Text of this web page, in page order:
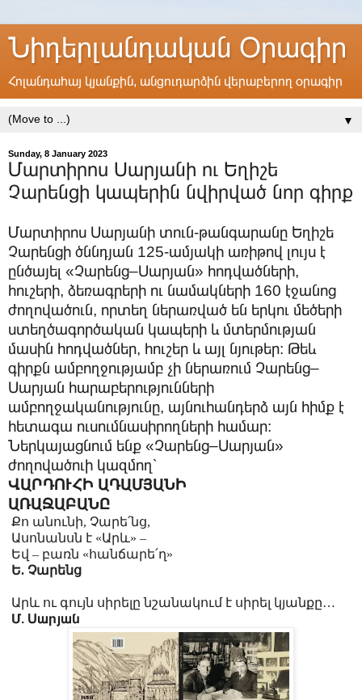
Նիդերլանդական Օրագիր
Հոլանդահայ կյանքին, անցուդարձին վերաբերող օրագիր
▼
Sunday, 8 January 2023
Մարտիրոս Սարյանի ու Եղիշե
Չարենցի կապերին նվիրված նոր գիրք
Մարտիրոս Սարյանի տուն-թանգարանը Եղիշե
Չարենցի ծննդյան 125-ամյակի առիթով լույս է
ընծայել «Չարենց–Սարյան» հոդվածների,
հուշերի, ձեռագրերի ու նամակների 160 էջանոց
ժողովածուն, որտեղ ներառված են երկու մեծերի
ստեղծագործական կապերի և մտերմության
մասին հոդվածներ, հուշեր և այլ նյութեր: Թեև
գիրքն ամբողջությամբ չի ներառում Չարենց–
Սարյան հարաբերությունների
ամբողջականությունը, այնուհանդերձ այն հիմք է
հետագա ուսումնասիրողների համար:
Ներկայացնում ենք «Չարենց–Սարյան»
ժողովածուի կազմող՝
ՎԱՐԴՈՒՀԻ ԱԴԱՄՅԱՆԻ
ԱՌԱՋԱԲԱՆԸ
Քո անունի, Չարե՛նց,
Ասոնանսն է «Արև» –
Եվ – բառն «հանճարե՛ղ»
Ե. Չարենց
Արև ու գույն սիրելը նշանակում է սիրել կյանքը…
Մ. Սարյան